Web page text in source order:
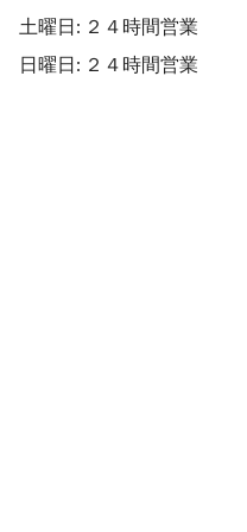
土曜日: ２４時間営業
日曜日: ２４時間営業